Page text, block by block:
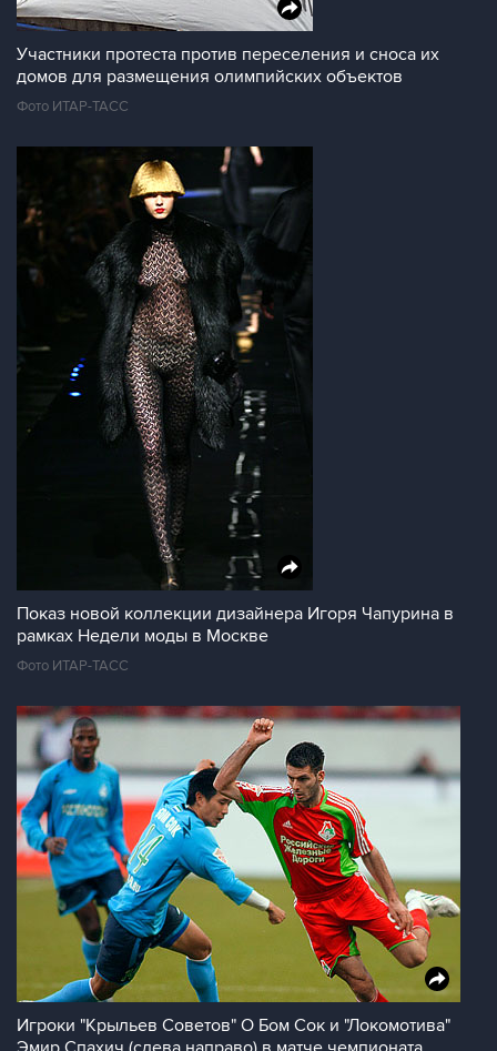
Участники протеста против переселения и сноса их
домов для размещения олимпийских объектов
Фото ИТАР-ТАСС
Показ новой коллекции дизайнера Игоря Чапурина в
рамках Недели моды в Москве
Фото ИТАР-ТАСС
Игроки "Крыльев Советов" О Бом Сок и "Локомотива"